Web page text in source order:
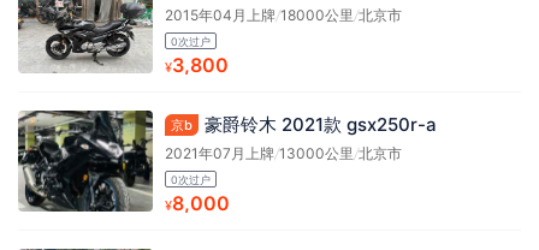
2015年04月上牌/18000公里/北京市
0次过户
¥3,800
京b 豪爵铃木 2021款 gsx250r-a
2021年07月上牌/13000公里/北京市
0次过户
¥8,000